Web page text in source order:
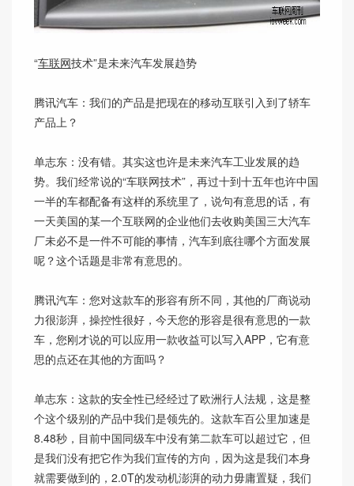
“车联网技术”是未来汽车发展趋势
腾讯汽车：我们的产品是把现在的移动互联引入到了轿车
产品上？
单志东：没有错。其实这也许是未来汽车工业发展的趋
势。我们经常说的“车联网技术”，再过十到十五年也许中国
一半的车都配备有这样的系统里了，说句有意思的话，有
一天美国的某一个互联网的企业他们去收购美国三大汽车
厂未必不是一件不可能的事情，汽车到底往哪个方面发展
呢？这个话题是非常有意思的。
腾讯汽车：您对这款车的形容有所不同，其他的厂商说动
力很澎湃，操控性很好，今天您的形容是很有意思的一款
车，您刚才说的可以应用一款收益可以写入APP，它有意
思的点还在其他的方面吗？
单志东：这款的安全性已经经过了欧洲行人法规，这是整
个这个级别的产品中我们是领先的。这款车百公里加速是
8.48秒，目前中国同级车中没有第二款车可以超过它，但
是我们没有把它作为我们宣传的方向，因为这是我们本身
就需要做到的，2.0T的发动机澎湃的动力毋庸置疑，我们